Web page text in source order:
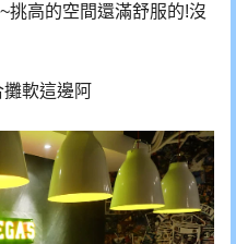
挑高的空間還滿舒服的!沒
軟這邊阿